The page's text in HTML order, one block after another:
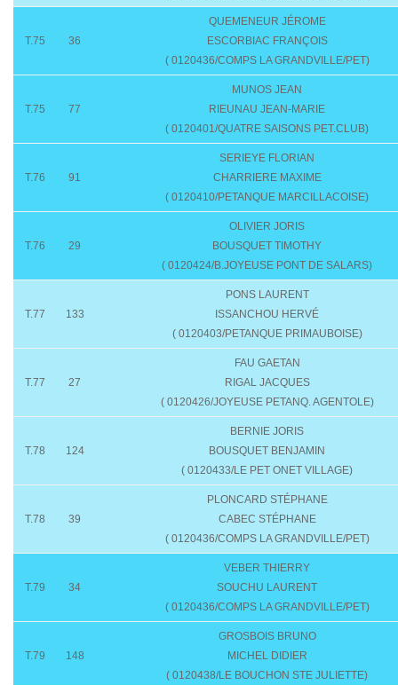
T.75 36
QUEMENEUR JÉROME
ESCORBIAC FRANÇOIS
( 0120436/COMPS LA GRANDVILLE/PET)
T.75 77
MUNOS JEAN
RIEUNAU JEAN-MARIE
( 0120401/QUATRE SAISONS PET.CLUB)
T.76 91
SERIEYE FLORIAN
CHARRIERE MAXIME
( 0120410/PETANQUE MARCILLACOISE)
T.76 29
OLIVIER JORIS
BOUSQUET TIMOTHY
( 0120424/B.JOYEUSE PONT DE SALARS)
T.77 133
PONS LAURENT
ISSANCHOU HERVÉ
( 0120403/PETANQUE PRIMAUBOISE)
T.77 27
FAU GAETAN
RIGAL JACQUES
( 0120426/JOYEUSE PETANQ. AGENTOLE)
T.78 124
BERNIE JORIS
BOUSQUET BENJAMIN
( 0120433/LE PET ONET VILLAGE)
T.78 39
PLONCARD STÉPHANE
CABEC STÉPHANE
( 0120436/COMPS LA GRANDVILLE/PET)
T.79 34
VEBER THIERRY
SOUCHU LAURENT
( 0120436/COMPS LA GRANDVILLE/PET)
T.79 148
GROSBOIS BRUNO
MICHEL DIDIER
( 0120438/LE BOUCHON STE JULIETTE)